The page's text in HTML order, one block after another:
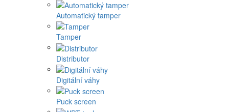
Automatický tamper
Tamper
Distributor
Digitální váhy
Puck screen